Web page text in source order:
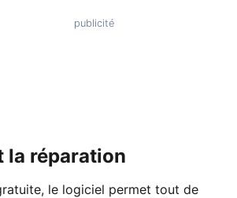
la réparation
le logiciel permet tout de